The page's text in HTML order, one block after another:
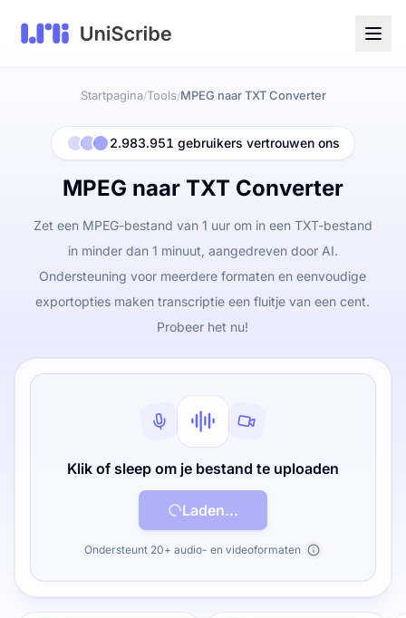
Startpagina/Tools/MPEG naar TXT Converter
2.983.951 gebruikers vertrouwen ons
MPEG naar TXT Converter
Zet een MPEG-bestand van 1 uur om in een TXT-bestand
in minder dan 1 minuut, aangedreven door AI.
Ondersteuning voor meerdere formaten en eenvoudige
exportopties maken transcriptie een fluitje van een cent.
Probeer het nu!
Klik of sleep om je bestand te uploaden
Laden...
Ondersteunt 20+ audio- en videoformaten